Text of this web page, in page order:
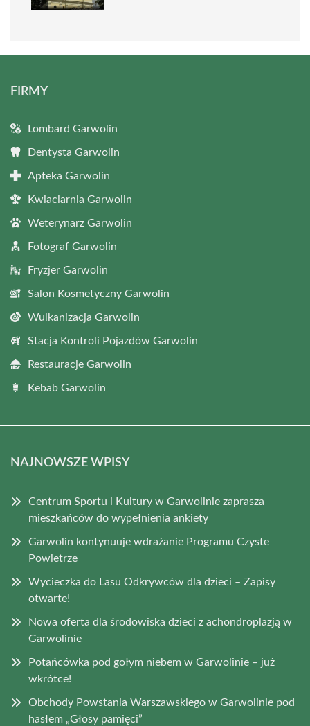
FIRMY
Lombard Garwolin
Dentysta Garwolin
Apteka Garwolin
Kwiaciarnia Garwolin
Weterynarz Garwolin
Fotograf Garwolin
Fryzjer Garwolin
Salon Kosmetyczny Garwolin
Wulkanizacja Garwolin
Stacja Kontroli Pojazdów Garwolin
Restauracje Garwolin
Kebab Garwolin
NAJNOWSZE WPISY
Centrum Sportu i Kultury w Garwolinie zaprasza
mieszkańców do wypełnienia ankiety
Garwolin kontynuuje wdrażanie Programu Czyste
Powietrze
Wycieczka do Lasu Odkrywców dla dzieci – Zapisy
otwarte!
Nowa oferta dla środowiska dzieci z achondroplazją w
Garwolinie
Potańcówka pod gołym niebem w Garwolinie – już
wkrótce!
Obchody Powstania Warszawskiego w Garwolinie pod
hasłem „Głosy pamięci”